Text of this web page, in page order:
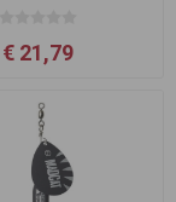
€ 21,79